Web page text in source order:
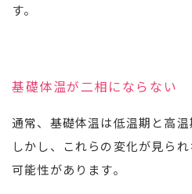
す。
基礎体温が二相にならない
通常、基礎体温は低温期と高温
しかし、これらの変化が見ら
可能性があります。